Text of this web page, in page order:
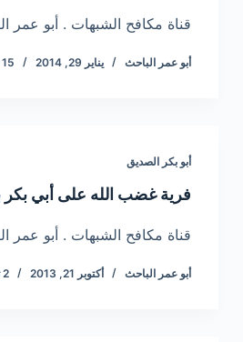
قناة مكافح الشبهات . أبو
أبو عمر الباحث يناير 29, 2014 15 تعليقات
أبو بكر الصديق
فرية غضب الله على أبي
قناة مكافح الشبهات . أبو
أبو عمر الباحث أكتوبر 21, 2013 2 تعليقات